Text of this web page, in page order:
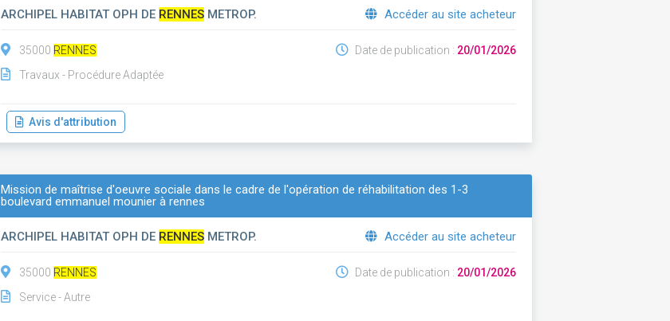
ARCHIPEL HABITAT OPH DE RENNES METROP. Accéder au site acheteur
35000 RENNES
Travaux - Procédure Adaptée
Date de publication : 20/01/2026
Avis d'attribution
Mission de maîtrise d'oeuvre sociale dans le cadre de l'opération de réhabilitation des 1-3
boulevard emmanuel mounier à rennes
ARCHIPEL HABITAT OPH DE RENNES METROP. Accéder au site acheteur
35000 RENNES
Service - Autre
Date de publication : 20/01/2026